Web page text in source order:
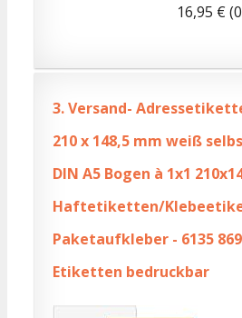
16,95 €
3.Versand-
210 x 148,5 mm weiß
DIN A5 Bogen à 1x1
Haftetiketten/
Paketaufkleber - 6135
Etiketten bedruckbar